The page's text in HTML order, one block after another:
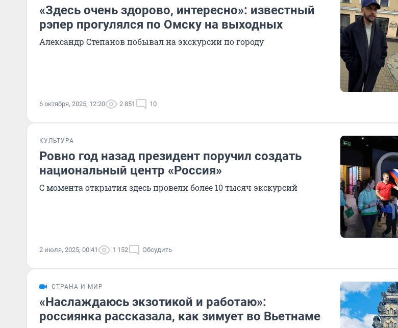
«Здесь очень здорово, интересно»: известный
рэпер прогулялся по Омску на выходных
Александр Степанов побывал на экскурсии по городу
6 октября, 2025, 12:20 2 851 10
КУЛЬТУРА
Ровно год назад президент поручил создать
национальный центр «Россия»
С момента открытия здесь провели более 10 тысяч экскурсий
2 июля, 2025, 00:41 1 152 Обсудить
СТРАНА И МИР
«Наслаждаюсь экзотикой и работаю»:
россиянка рассказала, как зимует во Вьетнаме